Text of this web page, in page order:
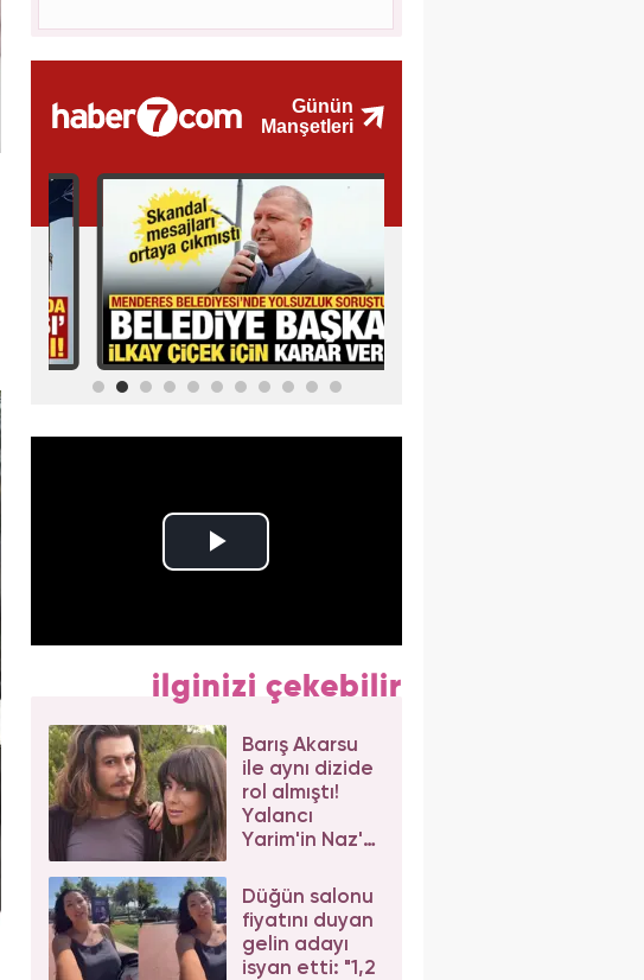
ilginizi çekebilir
Barış Akarsu
ile aynı dizide
rol almıştı!
Yalancı
Yarim'in Naz'ı
beğeni yağdı
Düğün salonu
fiyatını duyan
gelin adayı
isyan etti: "1,2